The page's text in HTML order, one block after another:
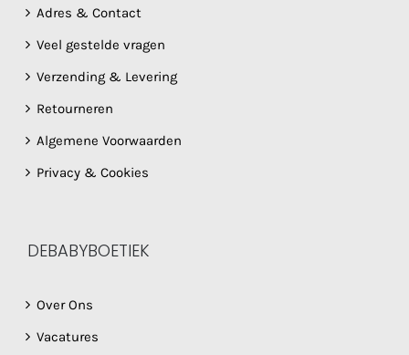
Adres & Contact
Veel gestelde vragen
Verzending & Levering
Retourneren
Algemene Voorwaarden
Privacy & Cookies
DEBABYBOETIEK
Over Ons
Vacatures